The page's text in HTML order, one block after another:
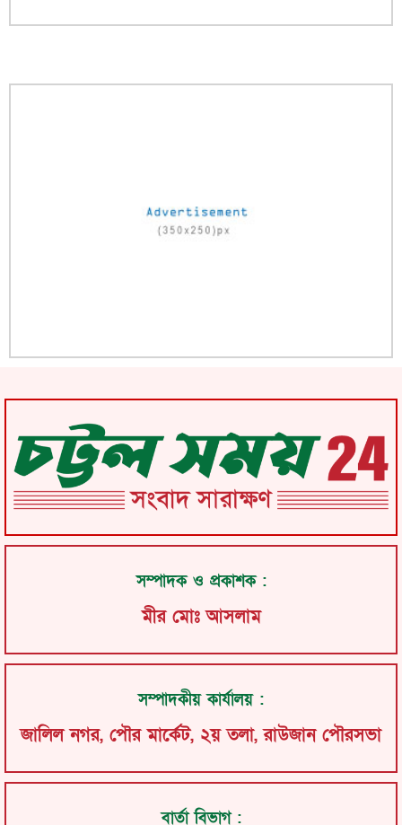
সম্পাদক ও প্রকাশক :
মীর মোঃ আসলাম
সম্পাদকীয় কার্যালয় :
জালিল নগর, পৌর মার্কেট, ২য় তলা, রাউজান পৌরসভা
বার্তা বিভাগ :